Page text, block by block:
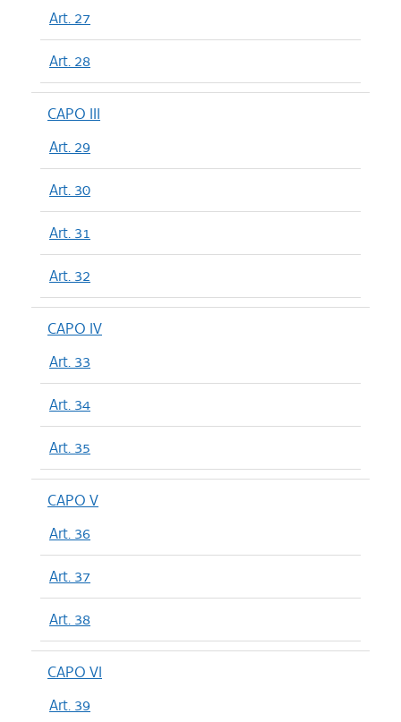
Art. 27
Art. 28
CAPO III
Art. 29
Art. 30
Art. 31
Art. 32
CAPO IV
Art. 33
Art. 34
Art. 35
CAPO V
Art. 36
Art. 37
Art. 38
CAPO VI
Art. 39